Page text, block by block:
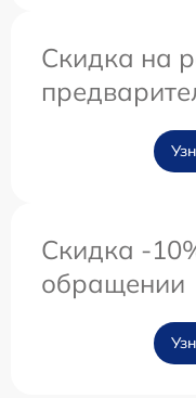
Скидка на
Скидка -
обращении